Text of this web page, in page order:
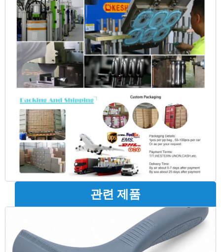
관련 제품